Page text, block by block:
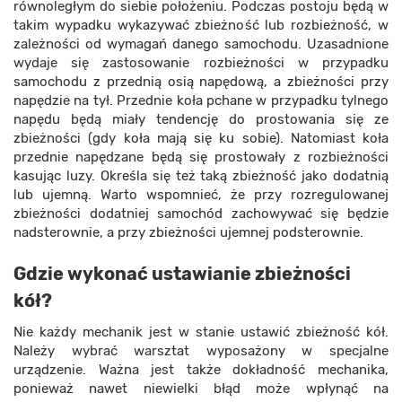
równoległym do siebie położeniu. Podczas postoju będą w
takim wypadku wykazywać zbieżność lub rozbieżność, w
zależności od wymagań danego samochodu. Uzasadnione
wydaje się zastosowanie rozbieżności w przypadku
samochodu z przednią osią napędową, a zbieżności przy
napędzie na tył. Przednie koła pchane w przypadku tylnego
napędu będą miały tendencję do prostowania się ze
zbieżności (gdy koła mają się ku sobie). Natomiast koła
przednie napędzane będą się prostowały z rozbieżności
kasując luzy. Określa się też taką zbieżność jako dodatnią
lub ujemną. Warto wspomnieć, że przy rozregulowanej
zbieżności dodatniej samochód zachowywać się będzie
nadsterownie, a przy zbieżności ujemnej podsterownie.
Gdzie wykonać ustawianie zbieżności
kół?
Nie każdy mechanik jest w stanie ustawić zbieżność kół.
Należy wybrać warsztat wyposażony w specjalne
urządzenie. Ważna jest także dokładność mechanika,
ponieważ nawet niewielki błąd może wpłynąć na